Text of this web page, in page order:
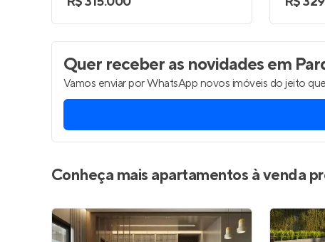
Quer receber as novidadesem
Vamos enviar por WhatsApp novos imóveis do jeito
Conheça mais apartamentos à venda